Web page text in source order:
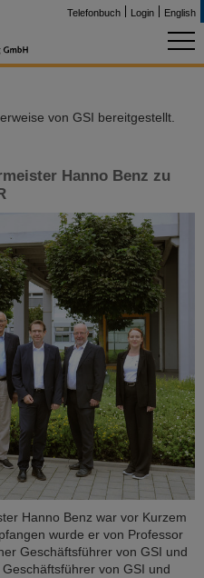
Telefonbuch Login English
von GSI bereitgestellt.
Hanno Benz zu
Hanno Benz war vor Kurzem
wurde er von Professor
Geschäftsführer von GSI und
von GSI und